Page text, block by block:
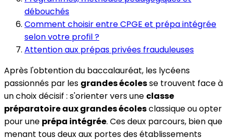
débouchés
Comment choisir entre CPGE et prépa intégrée
selon votre profil ?
Attention aux prépas privées frauduleuses
Après l'obtention du baccalauréat, les lycéens
passionnés par les grandes écolesse trouvent face à
un choix décisif : s'orienter vers une classe
préparatoire aux grandes écolesclassique ou opter
pour une prépa intégrée. Ces deux parcours, bien que
menant tous deux aux portes des établissements